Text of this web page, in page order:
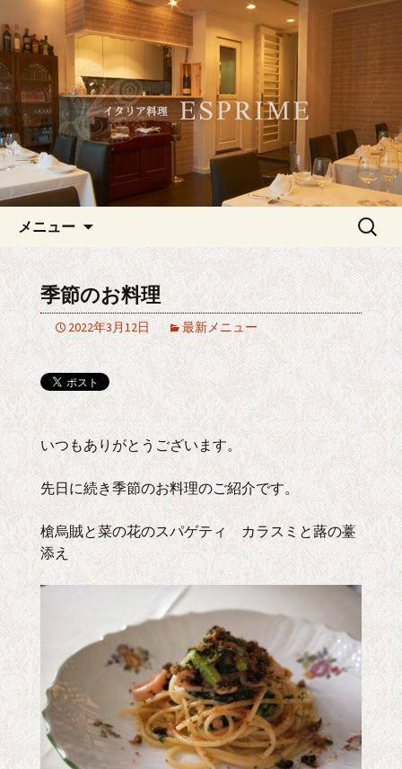
白金・広尾のイタリアン
「ESPRIME（エスプリメ）」
記念日やデートにおすすめ、白金・広
尾のイタリアン「ESPRIME（エスプリ
メ）」
メニュー
検
季節のお料理
2022年3月12日 最新メニュー
いつもありがとうございます。
先日に続き季節のお料理のご紹介です。
槍烏賊と菜の花のスパゲティ カラスミと蕗の薹
添え